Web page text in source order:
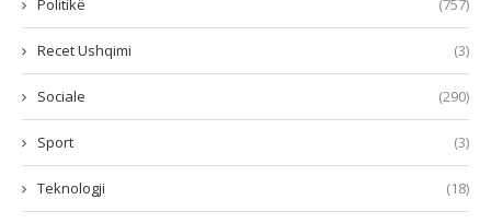
Politikë (757)
Recet Ushqimi (3)
Sociale (290)
Sport (3)
Teknologji (18)